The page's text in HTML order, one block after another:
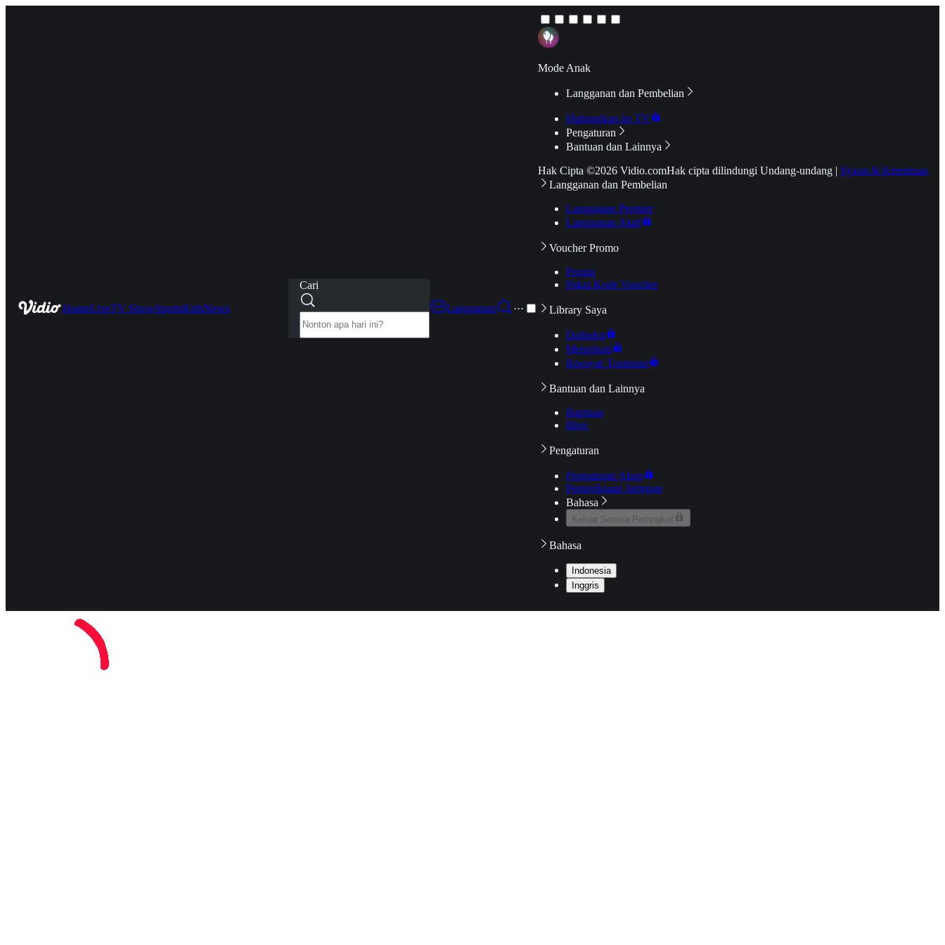
HomeLiveTV ShowSportsKidsNews
Cari
Langganan
···
Mode Anak
Langganan dan Pembelian
Hubungkan ke TV
Pengaturan
Bantuan dan Lainnya
Hak Cipta ©2026 Vidio.comHak cipta dilindungi Undang-undang | Syarat & Ketentuan
Langganan dan Pembelian
Langganan Premier
Langganan Aktif
Voucher Promo
Promo
Pakai Kode Voucher
Library Saya
Daftarku
Mengikuti
Riwayat Tontonan
Bantuan dan Lainnya
Bantuan
Blog
Pengaturan
Pengaturan Akun
Pemeriksaan Jaringan
Bahasa
Keluar Semua Perangkat
Bahasa
Indonesia
Inggris